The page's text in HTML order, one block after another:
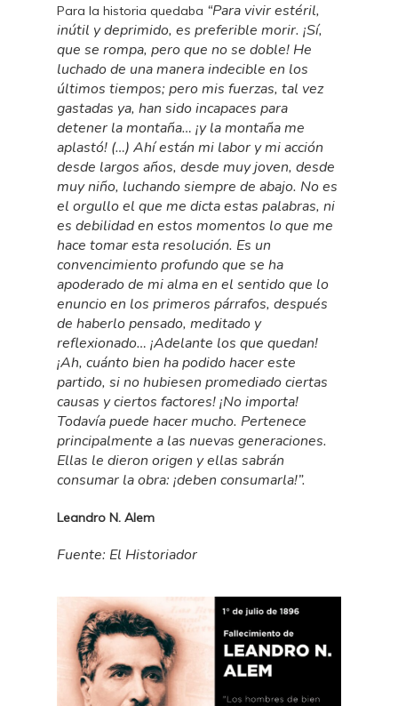
Para la historia quedaba “Para vivir estéril,
inútil y deprimido, es preferible morir. ¡Sí,
que se rompa, pero que no se doble! He
luchado de una manera indecible en los
últimos tiempos; pero mis fuerzas, tal vez
gastadas ya, han sido incapaces para
detener la montaña… ¡y la montaña me
aplastó! (…) Ahí están mi labor y mi acción
desde largos años, desde muy joven, desde
muy niño, luchando siempre de abajo. No es
el orgullo el que me dicta estas palabras, ni
es debilidad en estos momentos lo que me
hace tomar esta resolución. Es un
convencimiento profundo que se ha
apoderado de mi alma en el sentido que lo
enuncio en los primeros párrafos, después
de haberlo pensado, meditado y
reflexionado… ¡Adelante los que quedan!
¡Ah, cuánto bien ha podido hacer este
partido, si no hubiesen promediado ciertas
causas y ciertos factores! ¡No importa!
Todavía puede hacer mucho. Pertenece
principalmente a las nuevas generaciones.
Ellas le dieron origen y ellas sabrán
consumar la obra: ¡deben consumarla!”.
Leandro N. Alem
Fuente: El Historiador